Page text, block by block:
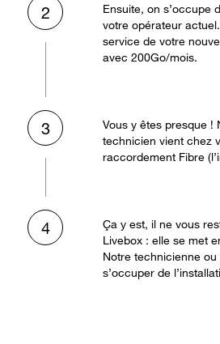
2
Ensuite, on s’occupe
votre opérateur
service de votre
avec 200Go/mois.
3
Vous y êtes presque !
technicien vient chez
raccordement Fibre
4
Ça y est, il ne vous
Livebox : elle se met
Notre technicienne
s’occuper de